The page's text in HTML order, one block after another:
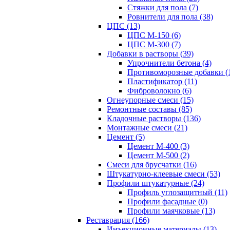
Стяжки для пола (7)
Ровнители для пола (38)
ЦПС (13)
ЦПС М-150 (6)
ЦПС М-300 (7)
Добавки в растворы (39)
Упрочнители бетона (4)
Противоморозные добавки
Пластификатор (11)
Фиброволокно (6)
Огнеупорные смеси (15)
Ремонтные составы (85)
Кладочные растворы (136)
Монтажные смеси (21)
Цемент (5)
Цемент М-400 (3)
Цемент М-500 (2)
Смеси для брусчатки (16)
Штукатурно-клеевые смеси (53)
Профили штукатурные (24)
Профиль углозащитный (11)
Профили фасадные (0)
Профили маячковые (13)
Реставрация (166)